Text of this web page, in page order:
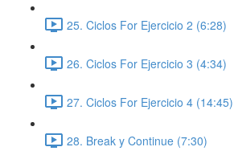
25. Ciclos For Ejercicio 2 (6:28)
26. Ciclos For Ejercicio 3 (4:34)
27. Ciclos For Ejercicio 4 (14:45)
28. Break y Continue (7:30)